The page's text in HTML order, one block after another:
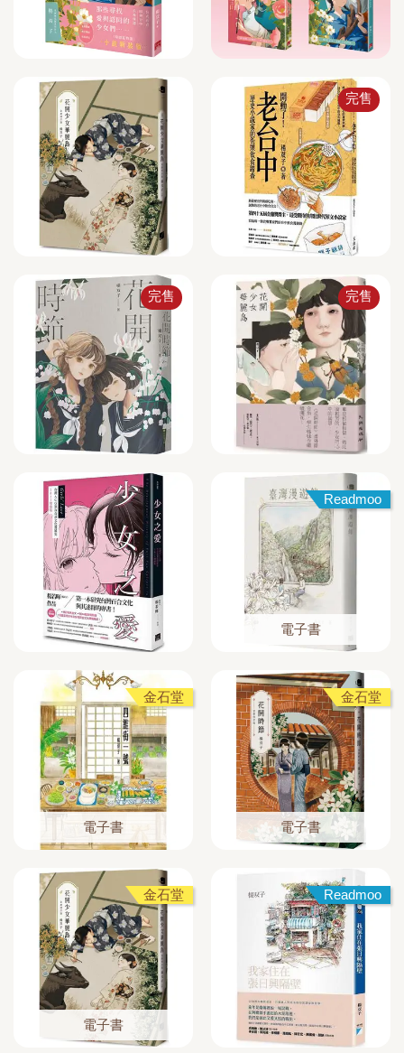
完售
完售 完售
Readmoo
電子書
金石堂
電子書
金石堂
電子書
金石堂
電子書
Readmoo